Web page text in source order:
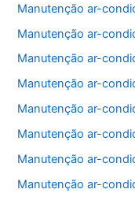
Manutenção ar-
Manutenção ar-
Manutenção ar-
Manutenção ar-
Manutenção ar-
Manutenção ar-
Manutenção ar-
Manutenção ar-